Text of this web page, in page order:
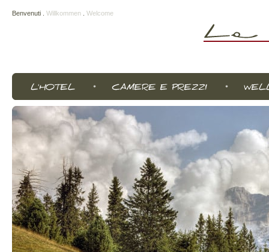
Benvenuti Willkommen Welcome